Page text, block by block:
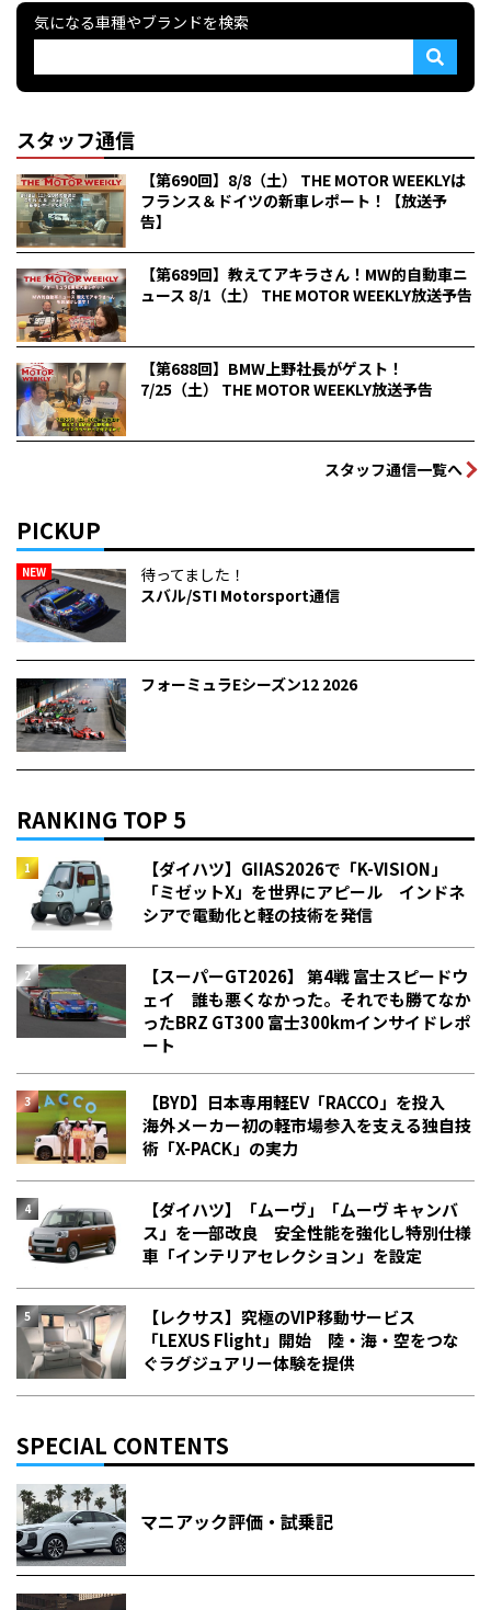
気になる車種やブランドを検索
スタッフ通信
【第690回】8/8（土） THE MOTOR WEEKLYは
フランス＆ドイツの新車レポート！【放送予
告】
【第689回】教えてアキラさん！MW的自動車ニ
ュース 8/1（土） THE MOTOR WEEKLY放送予告
【第688回】BMW上野社長がゲスト！
7/25（土） THE MOTOR WEEKLY放送予告
スタッフ通信一覧へ
PICKUP
NEW
待ってました！
スバル/STI Motorsport通信
フォーミュラEシーズン12 2026
RANKING TOP 5
【ダイハツ】GIIAS2026で「K-VISION」
「ミゼットX」を世界にアピール インドネ
シアで電動化と軽の技術を発信
【スーパーGT2026】 第4戦 富士スピードウ
ェイ 誰も悪くなかった。それでも勝てなか
った――BRZ GT300 富士300kmインサイドレポ
ート
【BYD】日本専用軽EV「RACCO」を投入
海外メーカー初の軽市場参入を支える独自技
術「X-PACK」の実力
【ダイハツ】「ムーヴ」「ムーヴ キャンバ
ス」を一部改良 安全性能を強化し特別仕様
車「インテリアセレクション」を設定
【レクサス】究極のVIP移動サービス
「LEXUS Flight」開始 陸・海・空をつな
ぐラグジュアリー体験を提供
SPECIAL CONTENTS
マニアック評価・試乗記